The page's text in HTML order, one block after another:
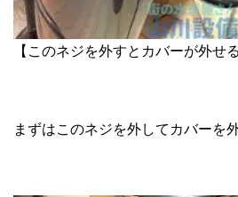
【このネジを外すとカバーが外せる
まずはこのネジを外してカバーを